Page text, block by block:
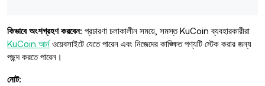
কিভাবে অংশগ্রহণ করবেন: প্রচারণা চলাকালীন সময়ে, সমস্ত KuCoin ব্যবহারকারীরা
KuCoin আর্নওয়েবসাইটে যেতে পারেন এবং নিজেদের কাঙ্ক্ষিত পণ্যটি স্টেক করার জন্য
পছন্দ করতে পারেন।
নোট: